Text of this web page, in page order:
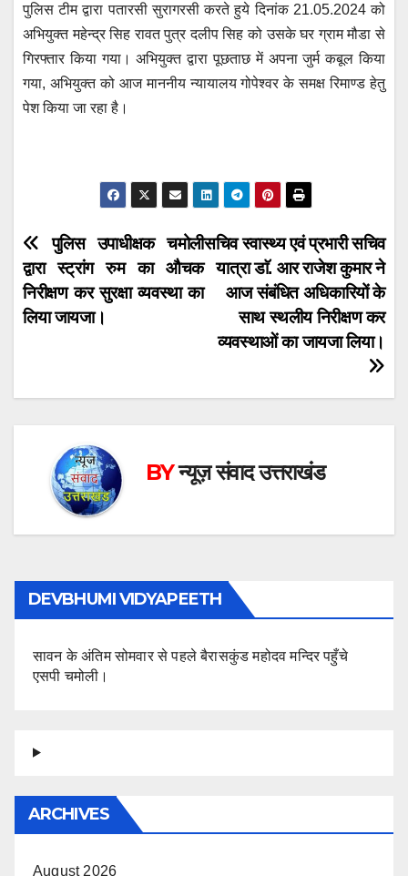
पुलिस टीम द्वारा पतारसी सुरागरसी करते हुये दिनांक 21.05.2024 को
अभियुक्त महेन्द्र सिह रावत पुत्र दलीप सिह को उसके घर ग्राम मौडा से
गिरफ्तार किया गया। अभियुक्त द्वारा पूछताछ में अपना जुर्म कबूल किया
गया, अभियुक्त को आज माननीय न्यायालय गोपेश्वर के समक्ष रिमाण्ड हेतु
पेश किया जा रहा है।
Post
navigation
सचिव स्वास्थ्य एवं प्रभारी सचिव
यात्रा डाॅ. आर राजेश कुमार ने
आज संबंधित अधिकारियों के
साथ स्थलीय निरीक्षण कर
व्यवस्थाओं का जायजा लिया।
पुलिस उपाधीक्षक चमोली
द्वारा स्ट्रांग रुम का औचक
निरीक्षण कर सुरक्षा व्यवस्था का
लिया जायजा।
BYन्यूज़ संवाद उत्तराखंड
DEVBHUMI VIDYAPEETH
सावन के अंतिम सोमवार से पहले बैरासकुंड महोदव मन्दिर पहुँचे
एसपी चमोली।
ARCHIVES
August 2026